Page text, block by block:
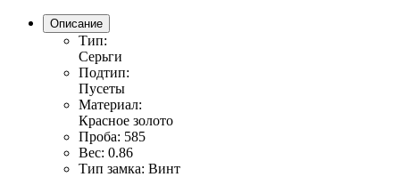
Описание
Тип:
Серьги
Подтип:
Пусеты
Материал:
Красное золото
Проба: 585
Вес: 0.86
Тип замка: Винт